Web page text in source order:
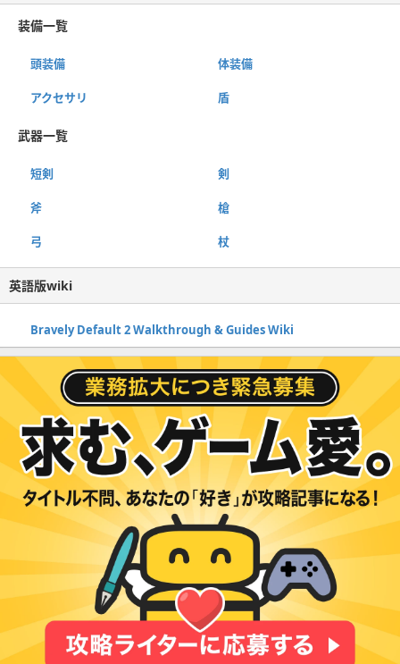
装備一覧
頭装備 体装備
アクセサリ 盾
武器一覧
短剣 剣
斧 槍
弓 杖
英語版wiki
Bravely Default 2 Walkthrough & Guides Wiki